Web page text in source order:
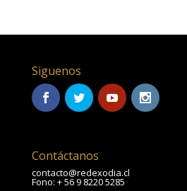
Siguenos
Contáctanos
contacto@redexodia.cl
Fono: + 56 9 8220 5285